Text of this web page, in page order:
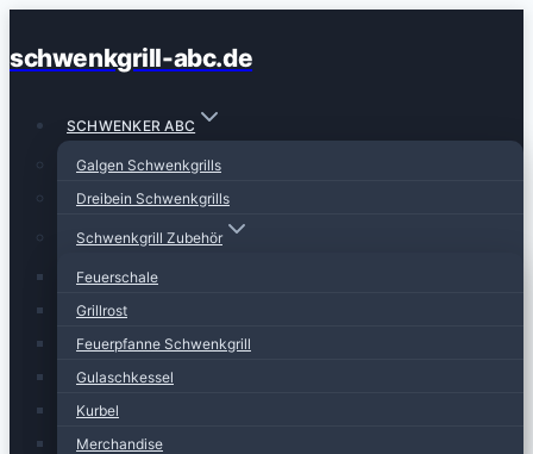
Inhalt
schwenkgrill-abc.de
SCHWENKER ABC
Galgen Schwenkgrills
Dreibein Schwenkgrills
Schwenkgrill Zubehör
Feuerschale
Grillrost
Feuerpfanne Schwenkgrill
Gulaschkessel
Kurbel
Merchandise